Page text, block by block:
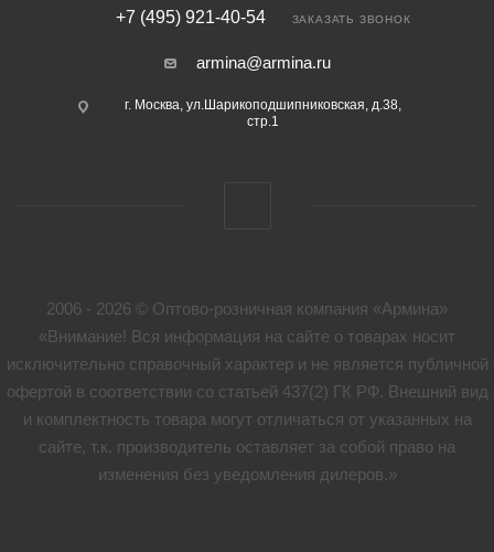
+7 (495) 921-40-54 ЗАКАЗАТЬ ЗВОНОК
armina@armina.ru
г. Москва, ул.Шарикоподшипниковская, д.38,
стр.1
2006 - 2026 © Оптово-розничная компания «Армина»
«Внимание! Вся информация на сайте о товарах носит
исключительно справочный характер и не является публичной
офертой в соответствии со статьей 437(2) ГК РФ. Внешний вид
и комплектность товара могут отличаться от указанных на
сайте, т.к. производитель оставляет за собой право на
изменения без уведомления дилеров.»